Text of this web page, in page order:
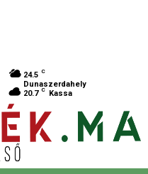
24.5 C
Dunaszerdahely
20.7 C Kassa